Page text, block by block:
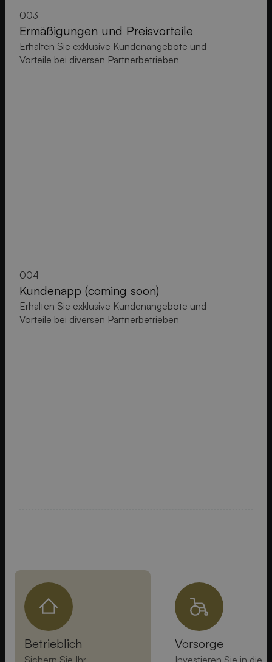
003
Ermäßigungen und Preisvorteile
Erhalten Sie exklusive Kundenangebote und
Vorteile bei diversen Partnerbetrieben
004
Kundenapp (coming soon)
Erhalten Sie exklusive Kundenangebote und
Vorteile bei diversen Partnerbetrieben
U NS GE BO
Betrieblich
Sichern Sie Ihr
Vorsorge
Investieren Sie in die